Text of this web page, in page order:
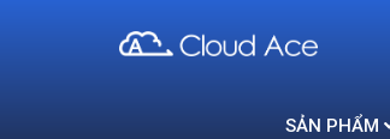
SẢN PHẨM